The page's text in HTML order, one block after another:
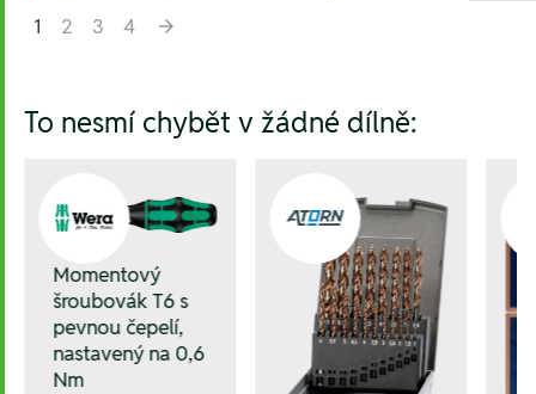
1
2 3
4
To nesmí chybět v žádné dílně:
Momentový
šroubovák T6 s
pevnou čepelí,
nastavený na 0,6
Nm